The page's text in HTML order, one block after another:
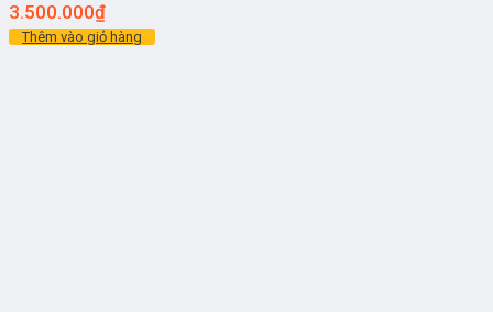
3.500.000₫
Thêm vào giỏ hàng